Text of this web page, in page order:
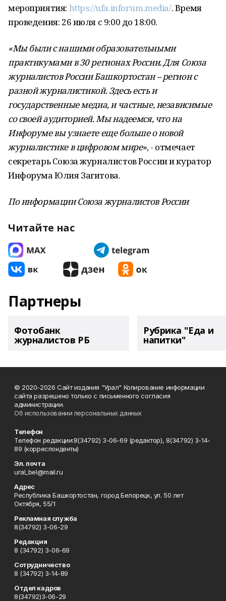
мероприятия: https://ufa.inforum.media/. Время
проведения: 26 июля с 9:00 до 18:00.
«Мы были с нашими образовательными
практикумами в 30 регионах России. Для Союза
журналистов России Башкортостан – регион с
разной журналистикой. Здесь есть и
государственные медиа, и частные, независимые
со своей аудиторией. Мы надеемся, что на
Инфоруме вы узнаете еще больше о новой
журналистике в цифровом мире», - отмечает
секретарь Союза журналистов России и куратор
Инфорума Юлия Загитова.
По информации Союза журналистов России
Читайте нас
Партнеры
Фотобанк
журналистов РБ
Рубрика "Еда и
напитки"
© 2020-2026 Сайт издания "Урал" Копирование информации
сайта разрешено только с письменного согласия
администрации.
Об использовании персональных данных
Телефон
Телефон редакции:8(34792) 3-06-69 (редактор), 8(34792) 3-14-
89 (корреспонденты)
Эл. почта
ural_bel@mail.ru
Адрес
Республика Башкортостан, город Белорецк, ул. 50 лет
Октября, 55/1
Рекламная служба
8(34792) 3-06-29
Редакция
8 (34792) 3-06-69
Сотрудничество
8 (34792) 3-14-89
Отдел кадров
8(34792)3-06-29